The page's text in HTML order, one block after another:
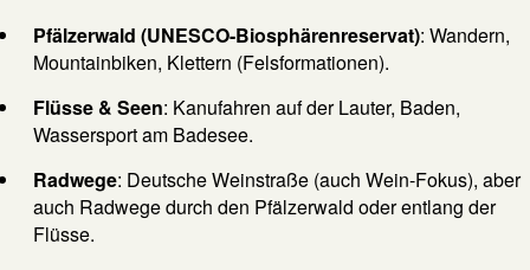
Pfälzerwald (UNESCO-Biosphärenreservat): Wandern,
Mountainbiken, Klettern (Felsformationen).
Flüsse & Seen: Kanufahren auf der Lauter, Baden,
Wassersport am Badesee.
Radwege: Deutsche Weinstraße (auch Wein-Fokus), aber
auch Radwege durch den Pfälzerwald oder entlang der
Flüsse.